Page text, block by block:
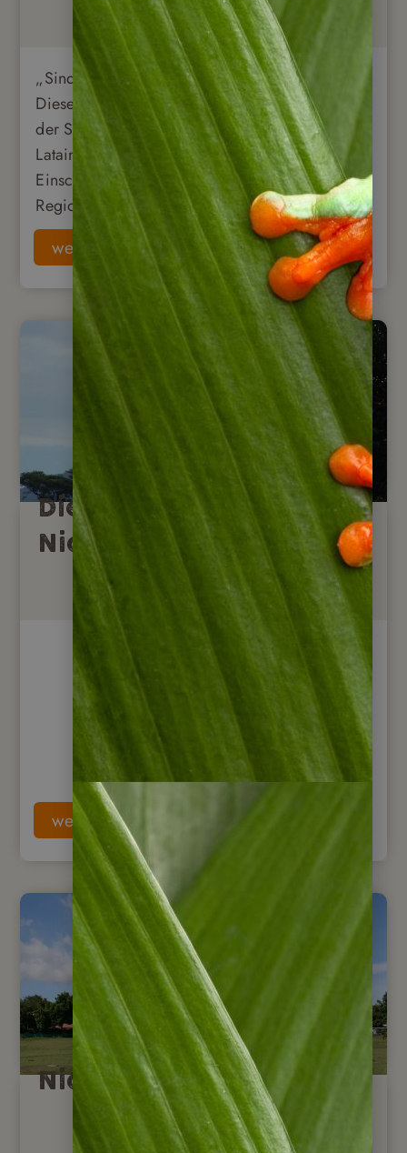
„Sind denn Nicaragua Reisen gefährlich?“
Diese Frage stellen uns viele Reisewillige auf
der Suche nach authentischen Reisezielen in
Latainamerika: Lesen Sie hier meine eigene
Einschätzung als langjähriger Reiseleiter in der
Region.
weiterlesen
Die aktuelle Situation in
Nicaragua
weiterlesen
Nicaragua Reisen heute